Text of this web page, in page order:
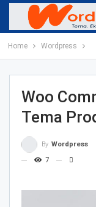
Home Wordpress
Woo
Tema
By Wordpress
7